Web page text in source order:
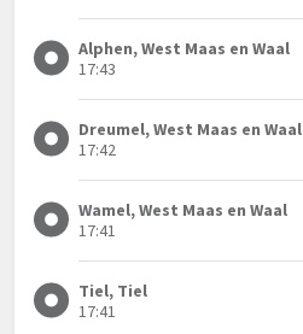
Alphen, West Maas en Waal
17:43
Dreumel, West Maas en Waal
17:42
Wamel, West Maas en Waal
17:41
Tiel, Tiel
17:41